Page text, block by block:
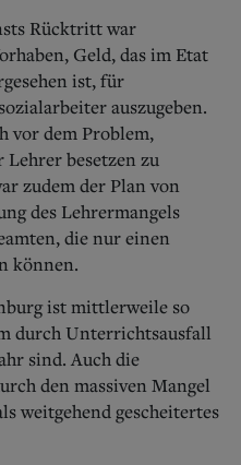
Rücktritt war
Geld, das im Etat
ist, für
auszugeben.
vor dem Problem,
besetzen zu
zudem der Plan von
des Lehrermangels
die nur einen
können.
ist mittlerweile so
durch Unterrichtsausfall
sind. Auch die
den massiven Mangel
weitgehend gescheitertes